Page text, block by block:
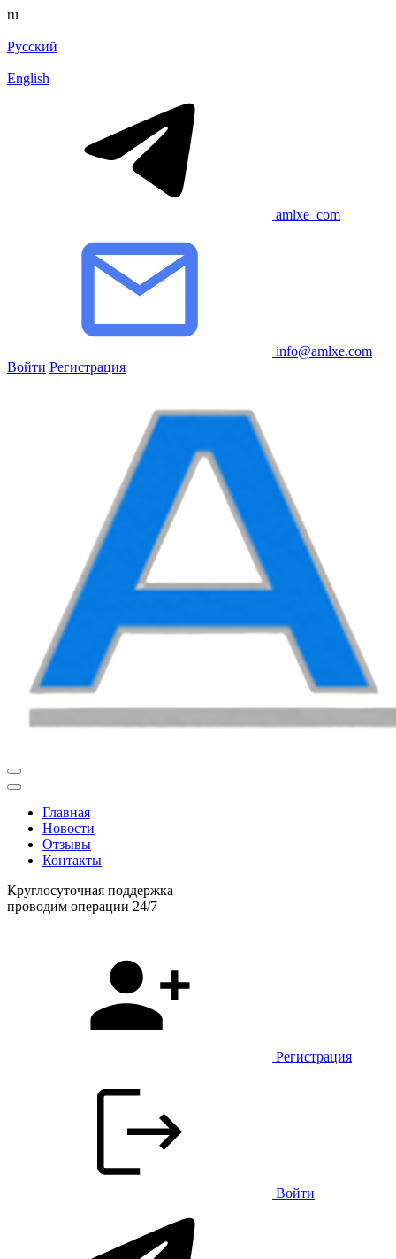
ru
Русский
English
amlxe_com
info@amlxe.com
Войти Регистрация
Главная
Новости
Отзывы
Контакты
Круглосуточная поддержка
проводим операции 24/7
Регистрация
Войти